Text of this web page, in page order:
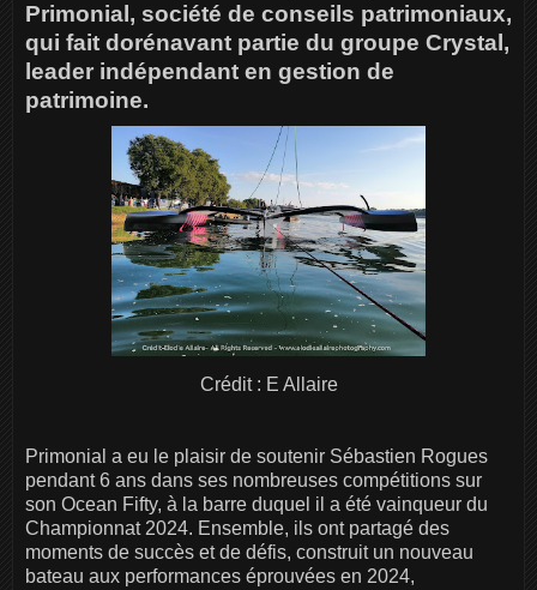
Primonial, société de conseils patrimoniaux,
qui fait dorénavant partie du groupe Crystal,
leader indépendant en gestion de
patrimoine.
Crédit : E Allaire
Primonial a eu le plaisir de soutenir Sébastien Rogues
pendant 6 ans dans ses nombreuses compétitions sur
son Ocean Fifty, à la barre duquel il a été vainqueur du
Championnat 2024. Ensemble, ils ont partagé des
moments de succès et de défis, construit un nouveau
bateau aux performances éprouvées en 2024,